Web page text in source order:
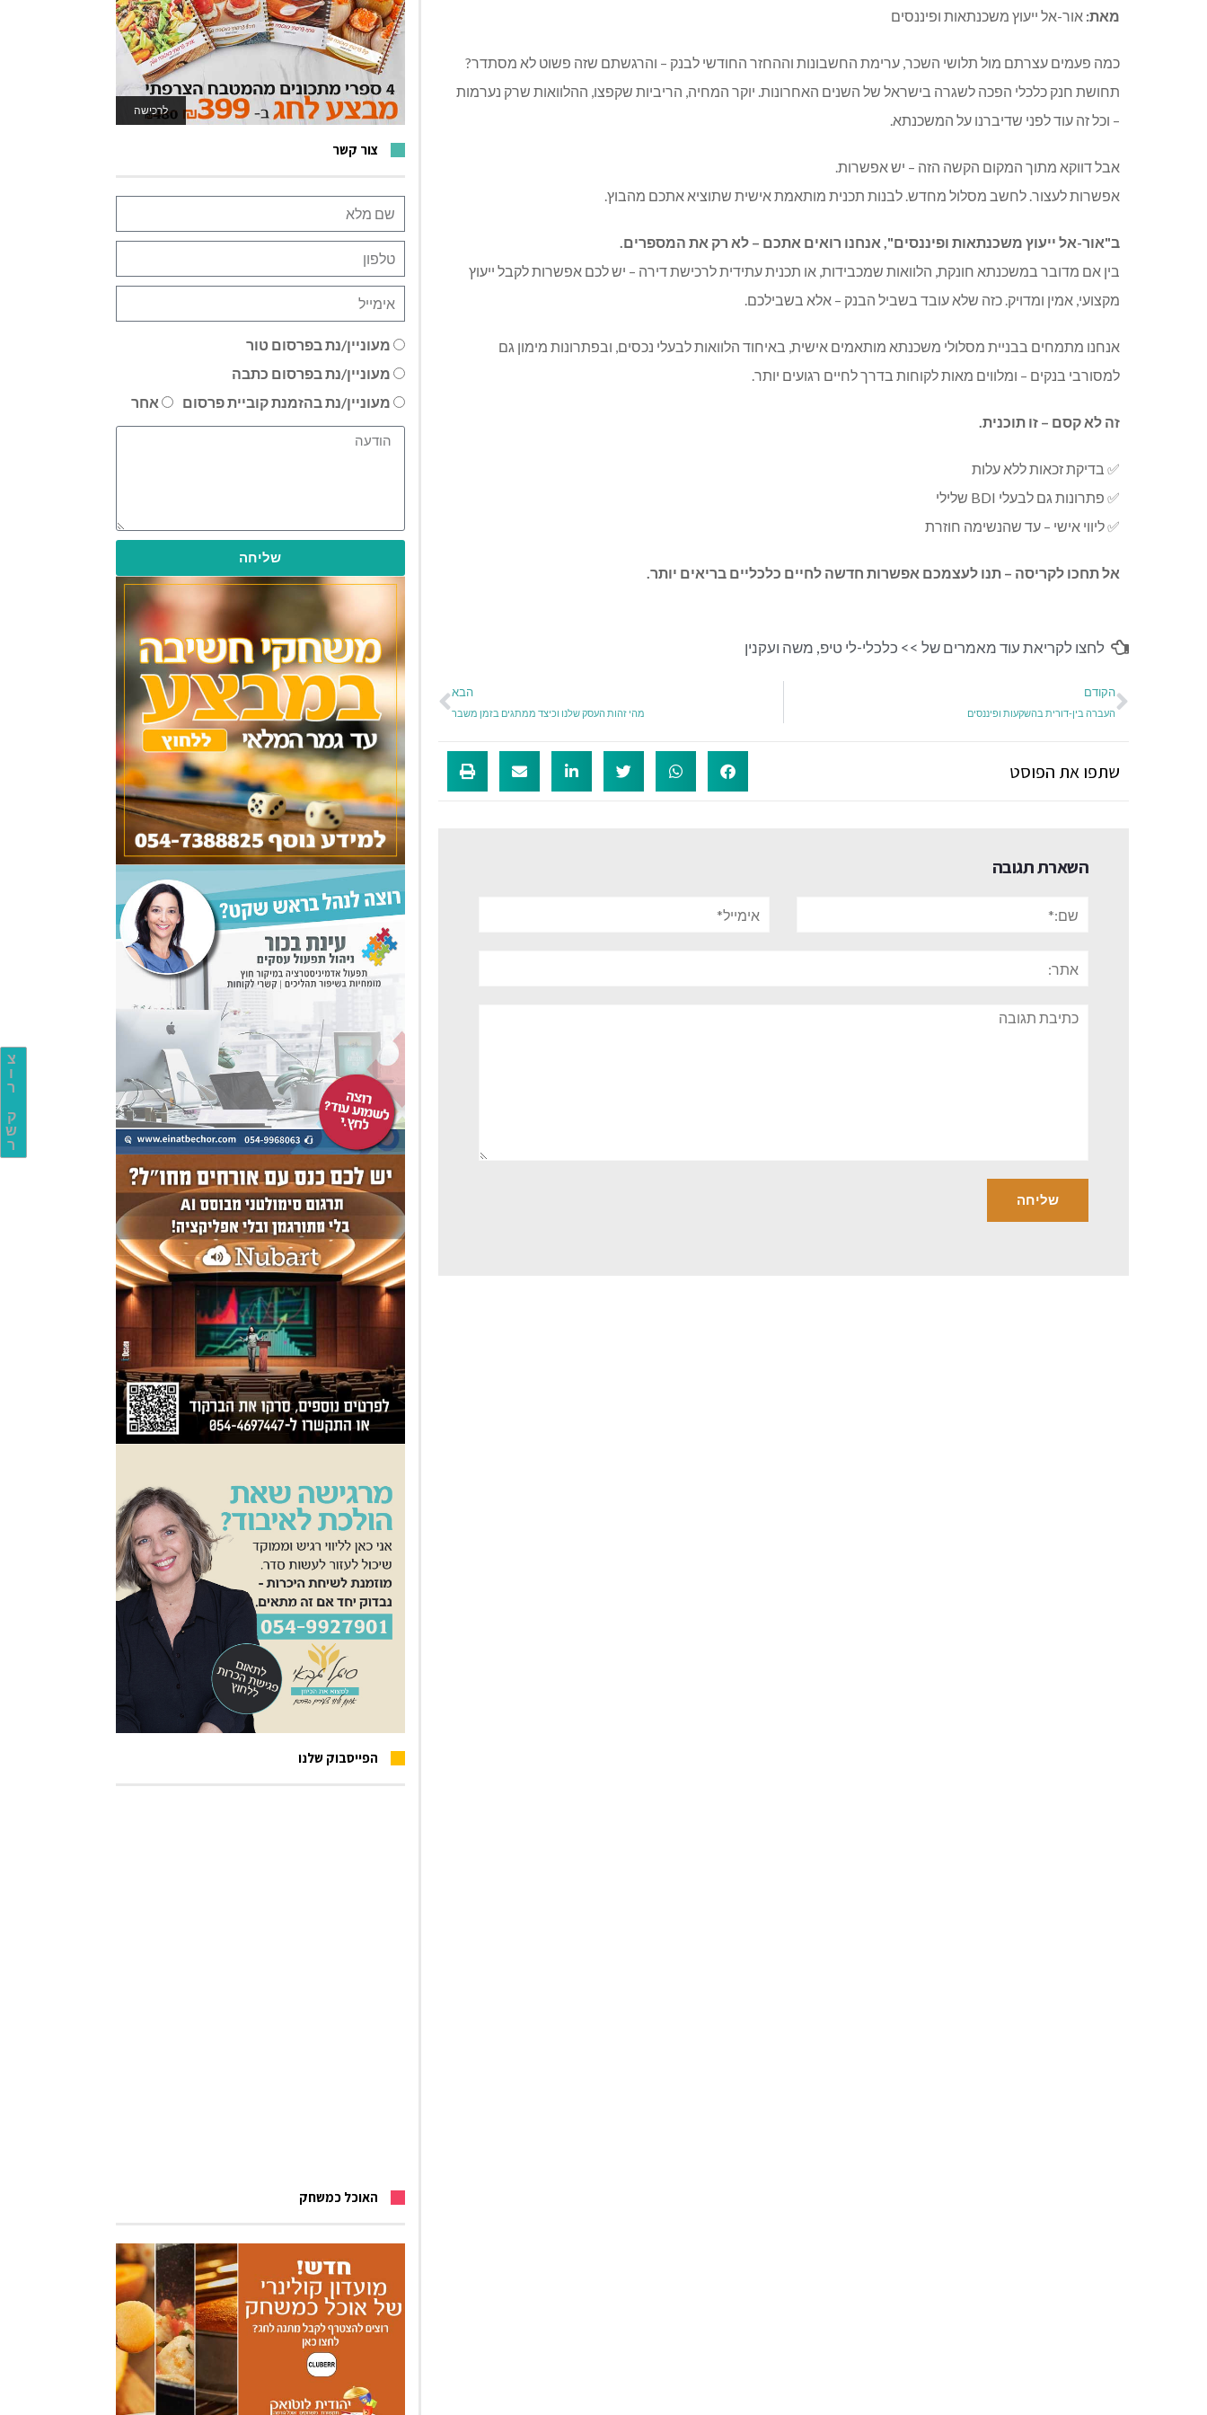
צ
ו
ר
ק
ש
ר
מאת: אור-אל ייעוץ משכנתאות ופיננסים
כמה פעמים עצרתם מול תלושי השכר, ערימת החשבונות וההחזר החודשי לבנק – והרגשתם שזה פשוט לא מסתדר?
תחושת חנק כלכלי הפכה לשגרה בישראל של השנים האחרונות. יוקר המחיה, הריביות שקפצו, ההלוואות שרק נערמות
– וכל זה עוד לפני שדיברנו על המשכנתא.
אבל דווקא מתוך המקום הקשה הזה – יש אפשרות.
אפשרות לעצור. לחשב מסלול מחדש. לבנות תכנית מותאמת אישית שתוציא אתכם מהבוץ.
ב"אור-אל ייעוץ משכנתאות ופיננסים", אנחנו רואים אתכם – לא רק את המספרים.
בין אם מדובר במשכנתא חונקת, הלוואות שמכבידות, או תכנית עתידית לרכישת דירה – יש לכם אפשרות לקבל ייעוץ
מקצועי, אמין ומדויק. כזה שלא עובד בשביל הבנק – אלא בשבילכם.
אנחנו מתמחים בבניית מסלולי משכנתא מותאמים אישית, באיחוד הלוואות לבעלי נכסים, ובפתרונות מימון גם
למסורבי בנקים – ומלווים מאות לקוחות בדרך לחיים רגועים יותר.
זה לא קסם – זו תוכנית.
✅ בדיקת זכאות ללא עלות
✅ פתרונות גם לבעלי BDI שלילי
✅ליווי אישי – עד שהנשימה חוזרת
אל תחכו לקריסה – תנו לעצמכם אפשרות חדשה לחיים כלכליים בריאים יותר.
לחצו לקריאת עוד מאמרים של >> כלכלי-לי טיפ, משה ועקנין
הקודם
העברה בין-דורית בהשקעות ופיננסים
הבא
מהי זהות העסק שלנו וכיצד ממתגים בזמן משבר
שתפו את הפוסט
השארת תגובה
תגובה
לרכישה
לאתר המשחקים
צור קשר
מעוניין/נת בפרסום טור
מעוניין/נת בפרסום כתבה
מעוניין/נת בהזמנת קוביית פרסום
אחר
שליחה
הפייסבוק שלנו
האוכל כמשחק